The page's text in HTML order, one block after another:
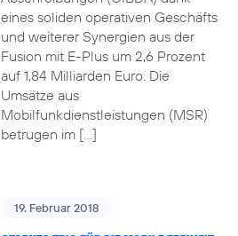
eines soliden operativen Geschäfts
und weiterer Synergien aus der
Fusion mit E-Plus um 2,6 Prozent
auf 1,84 Milliarden Euro. Die
Umsätze aus
Mobilfunkdienstleistungen (MSR)
betrugen im […]
19. Februar 2018